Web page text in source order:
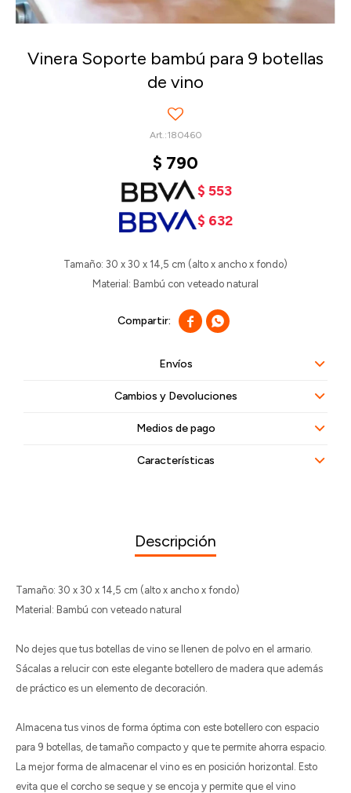
Vinera Soporte bambú para 9 botellas
de vino
180460
$ 790
$ 553
$ 632
Tamaño: 30 x 30 x 14,5 cm (alto x ancho x fondo)
Material: Bambú con veteado natural
 
Envíos
Cambios y Devoluciones
Medios de pago
Características
Descripción
Tamaño: 30 x 30 x 14,5 cm (alto x ancho x fondo)
Material: Bambú con veteado natural
No dejes que tus botellas de vino se llenen de polvo en el armario.
Sácalas a relucir con este elegante botellero de madera que además
de práctico es un elemento de decoración.
Almacena tus vinos de forma óptima con este botellero con espacio
para 9 botellas, de tamaño compacto y que te permite ahorra espacio.
La mejor forma de almacenar el vino es en posición horizontal. Esto
evita que el corcho se seque y se encoja y permite que el vino